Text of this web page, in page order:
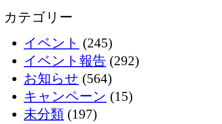
カテゴリー
イベント (245)
イベント報告 (292)
お知らせ (564)
キャンペーン (15)
未分類 (197)